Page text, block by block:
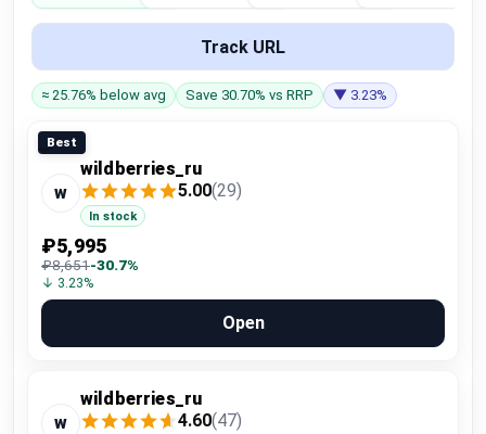
Track URL
≈ 25.76% below avg Save 30.70% vs RRP ▼ 3.23%
Best
w
wildberries_ru
5.00(29)
In stock
₽5,995
₽8,651-30.7%
↓ 3.23%
Open
w
wildberries_ru
4.60(47)